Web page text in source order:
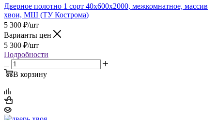
Дверное полотно 1 сорт 40х600х2000, межкомнатное, массив
хвои, МШ (ТУ Кострома)
5 300 ₽/шт
Варианты цен
5 300 ₽/шт
Подробности
В корзину